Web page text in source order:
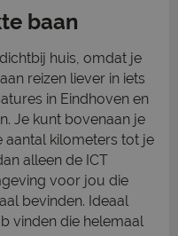
baan
huis, omdat je
reizen liever in iets
in Eindhoven en
Je kunt bovenaan je
aantal kilometers tot je
alleen de ICT
voor jou die
bevinden. Ideaal
vinden die helemaal